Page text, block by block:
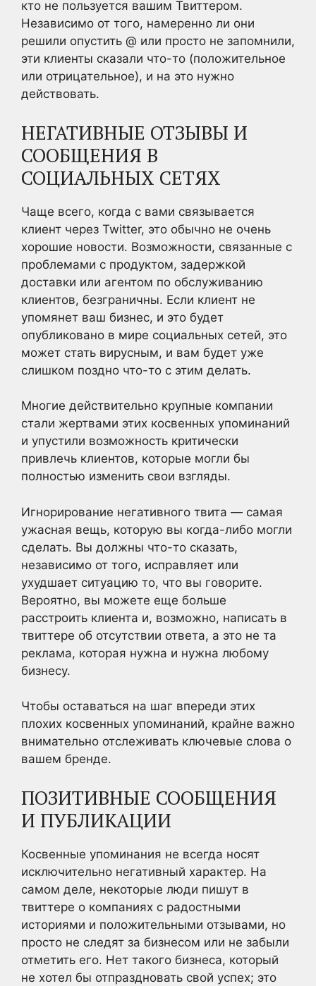
кто не пользуется вашим Твиттером.
Независимо от того, намеренно ли они
решили опустить @ или просто не запомнили,
эти клиенты сказали что-то (положительное
или отрицательное), и на это нужно
действовать.
НЕГАТИВНЫЕ ОТЗЫВЫ И
СООБЩЕНИЯ В
СОЦИАЛЬНЫХ СЕТЯХ
Чаще всего, когда с вами связывается
клиент через Twitter, это обычно не очень
хорошие новости. Возможности, связанные с
проблемами с продуктом, задержкой
доставки или агентом по обслуживанию
клиентов, безграничны. Если клиент не
упомянет ваш бизнес, и это будет
опубликовано в мире социальных сетей, это
может стать вирусным, и вам будет уже
слишком поздно что-то с этим делать.
Многие действительно крупные компании
стали жертвами этих косвенных упоминаний
и упустили возможность критически
привлечь клиентов, которые могли бы
полностью изменить свои взгляды.
Игнорирование негативного твита — самая
ужасная вещь, которую вы когда-либо могли
сделать. Вы должны что-то сказать,
независимо от того, исправляет или
ухудшает ситуацию то, что вы говорите.
Вероятно, вы можете еще больше
расстроить клиента и, возможно, написать в
твиттере об отсутствии ответа, а это не та
реклама, которая нужна и нужна любому
бизнесу.
Чтобы оставаться на шаг впереди этих
плохих косвенных упоминаний, крайне важно
внимательно отслеживать ключевые слова о
вашем бренде.
ПОЗИТИВНЫЕ СООБЩЕНИЯ
И ПУБЛИКАЦИИ
Косвенные упоминания не всегда носят
исключительно негативный характер. На
самом деле, некоторые люди пишут в
твиттере о компаниях с радостными
историями и положительными отзывами, но
просто не следят за бизнесом или не забыли
отметить его. Нет такого бизнеса, который
не хотел бы отпраздновать свой успех; это